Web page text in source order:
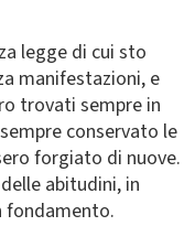
legge di cui sto
manifestazioni, e
trovati sempre in
conservato le
forgiato di nuove.
abitudini, in
fondamento.